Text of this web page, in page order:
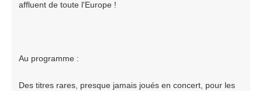
affluent de toute l'Europe !
Au programme :
Des titres rares, presque jamais joués en concert, pour les